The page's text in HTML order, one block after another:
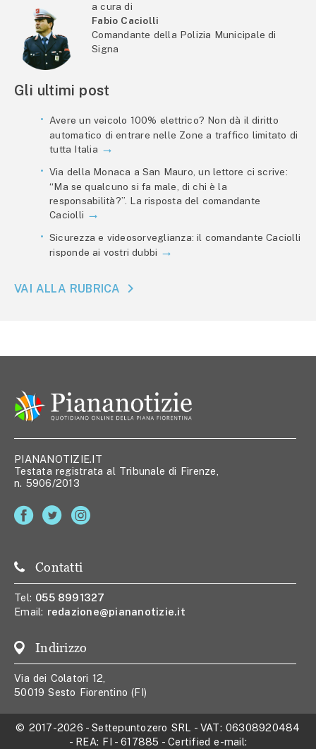
a cura di
Fabio Caciolli
Comandante della Polizia Municipale di
Signa
Gli ultimi post
Avere un veicolo 100% elettrico? Non dà il diritto
automatico di entrare nelle Zone a traffico limitato di
tutta Italia
Via della Monaca a San Mauro, un lettore ci scrive:
“Ma se qualcuno si fa male, di chi è la
responsabilità?”. La risposta del comandante
Caciolli
Sicurezza e videosorveglianza: il comandante Caciolli
risponde ai vostri dubbi
VAI ALLA RUBRICA
PIANANOTIZIE.IT
Testata registrata al Tribunale di Firenze,
n. 5906/2013
Contatti
Tel: 055 8991327
Email: redazione@piananotizie.it
Indirizzo
Via dei Colatori 12,
50019 Sesto Fiorentino (FI)
© 2017-2026 -Settepuntozero SRL - VAT: 06308920484
- REA: FI - 617885 - Certified e-mail: